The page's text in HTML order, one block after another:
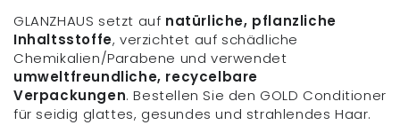
GLANZHAUS setzt auf natürliche, pflanzliche
Inhaltsstoffe, verzichtet auf schädliche
Chemikalien/Parabene und verwendet
umweltfreundliche, recycelbare
Verpackungen. Bestellen Sie den GOLD Conditioner
für seidig glattes, gesundes und strahlendes Haar.